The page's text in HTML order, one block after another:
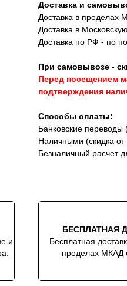
Доставка и
Доставка в пределах
Доставка в
Доставка по РФ - по
При самовывозе -
Перед посещением
подтверждения
Способы оплаты:
Банковские
Наличными (скидка от
Безналичный расчет
БЕСПЛАТНАЯ
Бесплатная
пределах МКАД
и